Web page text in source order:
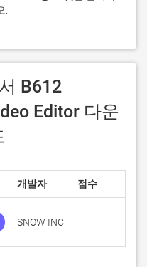
Editor 다운
개발자 점수
SNOW INC.